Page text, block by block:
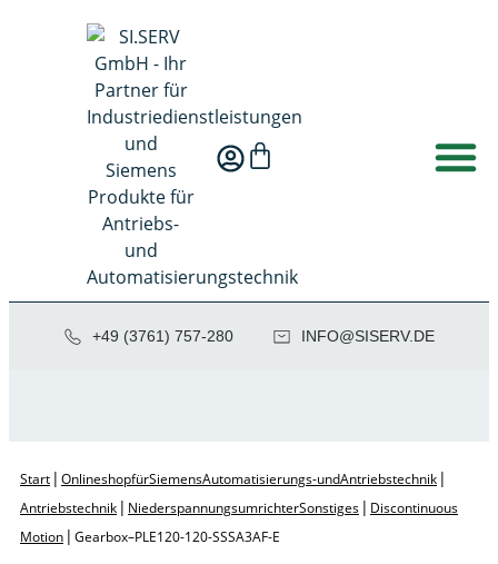
+49 (3761) 757-280 ED.VRE
SIS@OF
NI
Start | Onlineshop für Siemens Automatisierungs- und Antriebstechnik |
Antriebstechnik | Niederspannungsumrichter Sonstiges | Discontinuous
Motion | Gearbox – PLE120-120-SSSA3AF-E